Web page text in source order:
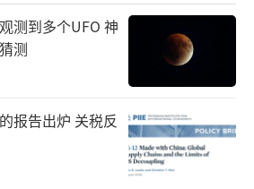
的政治野心，更是整个体制
拒。两党制这一“合法垄
与资本重构世界的今天，
保护壳过于坚硬，以至于无
，那么来自外部的撞击——无
测到多个UFO 神
测
报告出炉 关税反